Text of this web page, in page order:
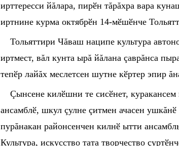
ирттересси йăлара, пирӗн тăрăхра вара
иртнине курма октябрӗн 14-мӗшӗнче
Тольяттири Чăваш наципе культура
иртмест, вăл кунта ырă йăлана çаврăнса
тепӗр лайăх меслетсен шутне кӗртер эпир
Çынсене килӗшни те сисӗнет,
ансамблӗ, шкул çулне çитмен ачасен ушкăнӗ
пурăнакан районсенчен килнӗ ытти
Культура, искусство тата творчество çуртӗ